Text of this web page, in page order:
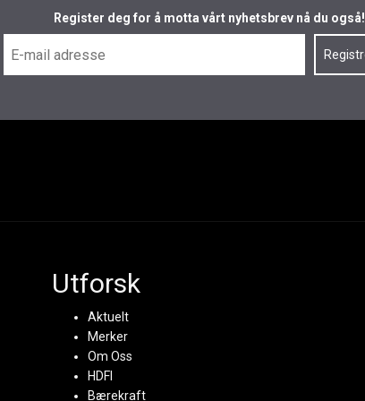
Register deg for å motta vårt nyhetsbrev nå du også!
Utforsk
Aktuelt
Merker
Om Oss
HDFI
Bærekraft